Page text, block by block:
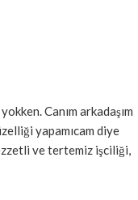
Canım arkadaşım
yapamıcam diye
ve tertemiz işciliği,